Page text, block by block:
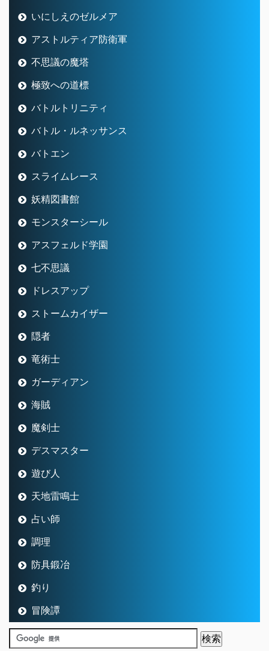
いにしえのゼルメア
アストルティア防衛軍
不思議の魔塔
極致への道標
バトルトリニティ
バトル・ルネッサンス
バトエン
スライムレース
妖精図書館
モンスターシール
アスフェルド学園
七不思議
ドレスアップ
ストームカイザー
隠者
竜術士
ガーディアン
海賊
魔剣士
デスマスター
遊び人
天地雷鳴士
占い師
調理
防具鍛冶
釣り
冒険譚